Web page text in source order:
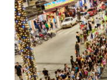
Associados
Filie-se
Convênios